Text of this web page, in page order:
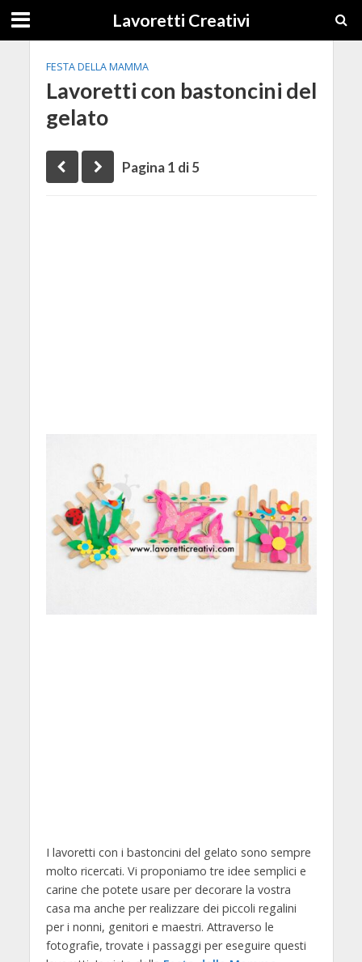
Lavoretti Creativi
FESTA DELLA MAMMA
Lavoretti con bastoncini del
gelato
Pagina 1 di 5
I lavoretti con i bastoncini del gelato sono sempre
molto ricercati. Vi proponiamo tre idee semplici e
carine che potete usare per decorare la vostra
casa ma anche per realizzare dei piccoli regalini
per i nonni, genitori e maestri. Attraverso le
fotografie, trovate i passaggi per eseguire questi